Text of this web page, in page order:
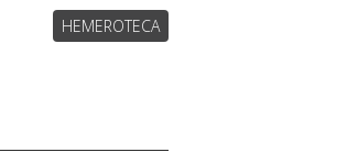
HEMEROTECA